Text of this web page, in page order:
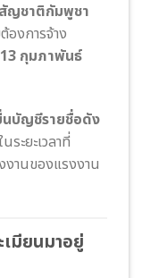
สัญชาติกัมพูชา
งการจ้าง
กุมภาพันธ์
นบัญชีรายชื่อดัง
ระยะเวลาที่
งานของแรงงาน
มียนมาอยู่